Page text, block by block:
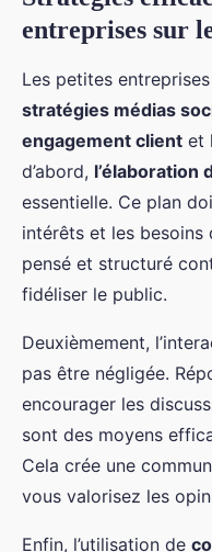
entreprises sur
Les petites
stratégies médias
engagement client et
d’abord, l’élaboration
essentielle. Ce plan
intérêts et les besoins
pensé et structuré
fidéliser le public.
Deuxièmement,
pas être négligée.
encourager les
sont des moyens
Cela crée une
vous valorisez les
Enfin, l’utilisation de